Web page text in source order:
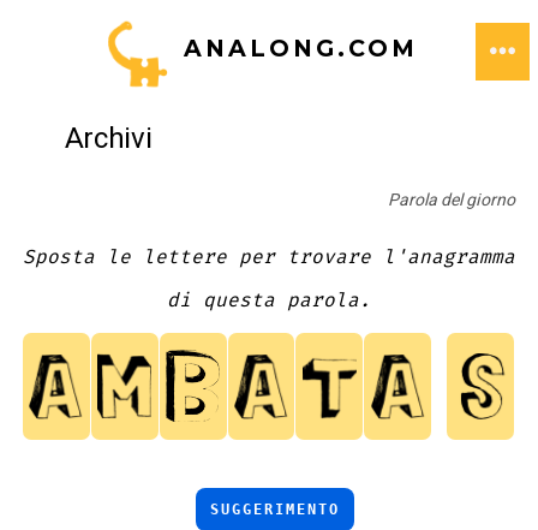
ANALONG.COM
Archivi
Parola del giorno
Sposta le lettere per trovare l'anagramma
di questa parola.
SUGGERIMENTO